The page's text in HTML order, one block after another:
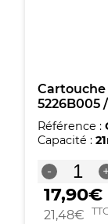
+
Cartouche
5226B005
Référence :
Capacité :
-
de
+
17,90€
21,48€